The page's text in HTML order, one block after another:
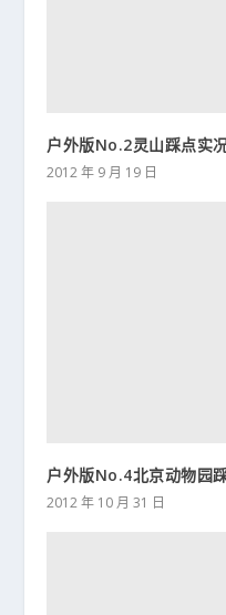
户外版No.2灵山踩点实
2012 年 9 月 19 日
户外版No.4北京动物园
2012 年 10 月 31 日